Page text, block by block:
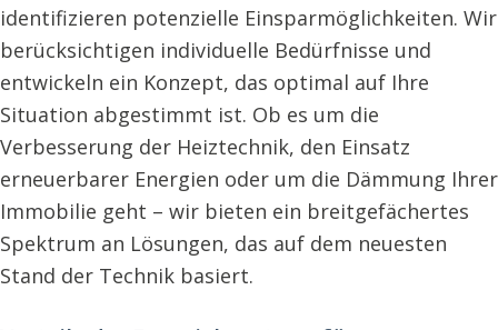
identifizieren potenzielle Einsparmöglichkeiten. Wir
berücksichtigen individuelle Bedürfnisse und
entwickeln ein Konzept, das optimal auf Ihre
Situation abgestimmt ist. Ob es um die
Verbesserung der Heiztechnik, den Einsatz
erneuerbarer Energien oder um die Dämmung Ihrer
Immobilie geht – wir bieten ein breitgefächertes
Spektrum an Lösungen, das auf dem neuesten
Stand der Technik basiert.